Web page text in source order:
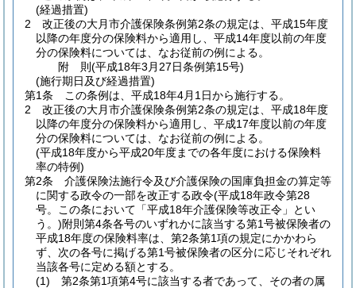
(経過措置)
2
改正後の大月市介護保険条例第2条の規定は、平成15年度
以降の年度分の保険料から適用し、平成14年度以前の年度
分の保険料については、なお従前の例による。
附 則(平成18年3月27日条例第15号)
(施行期日及び経過措置)
第1条
この条例は、平成18年4月1日から施行する。
2
改正後の大月市介護保険条例第2条の規定は、平成18年度
以降の年度分の保険料から適用し、平成17年度以前の年度
分の保険料については、なお従前の例による。
(平成18年度から平成20年度までの各年度における保険料
率の特例)
第2条
介護保険法施行令及び介護保険の国庫負担金の算定等
に関する政令の一部を改正する政令(平成18年政令第28
号。この条において「平成18年介護保険等改正令」とい
う。)附則第4条各号のいずれかに該当する第1号被保険者の
平成18年度の保険料率は、第2条第1項の規定にかかわら
ず、次の各号に掲げる第1号被保険者の区分に応じそれぞれ
当該各号に定める額とする。
(1)
第2条第1項第4号に該当する者であって、その者の属